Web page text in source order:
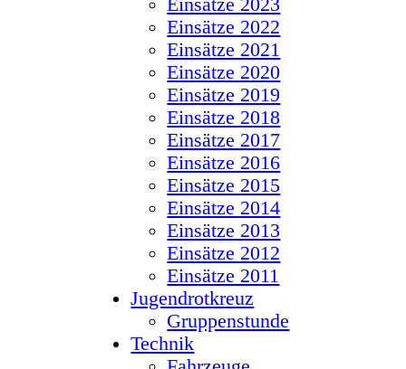
Einsätze 2023
Einsätze 2022
Einsätze 2021
Einsätze 2020
Einsätze 2019
Einsätze 2018
Einsätze 2017
Einsätze 2016
Einsätze 2015
Einsätze 2014
Einsätze 2013
Einsätze 2012
Einsätze 2011
Jugendrotkreuz
Gruppenstunde
Technik